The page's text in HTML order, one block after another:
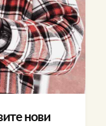
нови